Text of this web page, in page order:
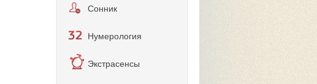
Сонник
Нумерология
Экстрасенсы